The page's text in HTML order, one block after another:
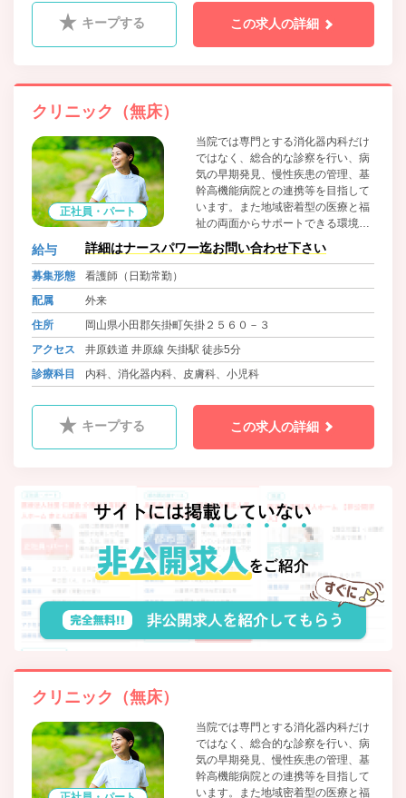
キープする この求人の詳細
クリニック（無床）
正社員・パート
当院では専門とする消化器内科だけ
ではなく、総合的な診察を行い、病
気の早期発見、慢性疾患の管理、基
幹高機能病院との連携等を目指して
います。また地域密着型の医療と福
祉の両面からサポートできる環境と
サービス提供を目標とし、各種予防
接種をはじめとして、小児から高齢
給与 詳細はナースパワー迄お問い合わせ下さい
募集形態
看護師（日勤常勤）
配属
外来
住所
岡山県小田郡矢掛町矢掛２５６０－３
アクセス
井原鉄道 井原線 矢掛駅 徒歩5分
診療科目
内科、消化器内科、皮膚科、小児科
キープする この求人の詳細
クリニック（無床）
当院では専門とする消化器内科だけ
ではなく、総合的な診察を行い、病
気の早期発見、慢性疾患の管理、基
幹高機能病院との連携等を目指して
います。また地域密着型の医療と福